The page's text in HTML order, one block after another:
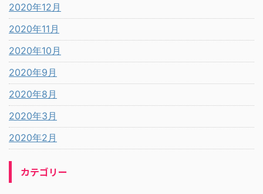
2020年12月
2020年11月
2020年10月
2020年9月
2020年8月
2020年3月
2020年2月
カテゴリー